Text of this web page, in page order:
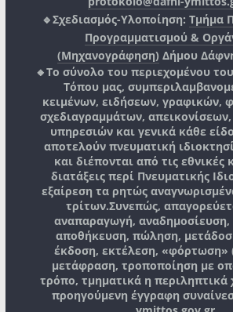
🔹Σχεδιασμός-Υλοποίηση: Τμήμα
Προγραμματισμού &
(Μηχανογράφηση) Δήμου
🔸Το σύνολο του περιεχομένου
Τόπου μας,
κειμένων, ειδήσεων, γραφικών,
σχεδιαγραμμάτων,
υπηρεσιών και γενικά κάθε
αποτελούν πνευματική
και διέπονται από τις εθνικές
διατάξεις περί Πνευματικής
εξαίρεση τα ρητώς
τρίτων.Συνεπώς,
αναπαραγωγή, αναδημοσίευση,
αποθήκευση, πώληση,
έκδοση, εκτέλεση, «φόρτωση»
μετάφραση, τροποποίηση με
τρόπο, τμηματικά η περιληπτικά
προηγούμενη έγγραφη